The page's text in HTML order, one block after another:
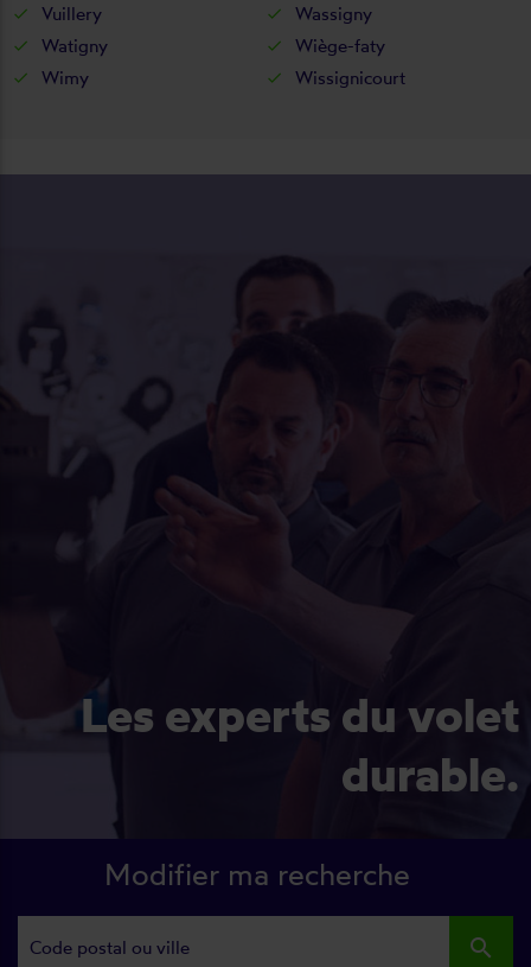
Vuillery
Wassigny
Watigny
Wiège-faty
Wimy
Wissignicourt
Les experts du volet
durable.
Modifier ma recherche
search